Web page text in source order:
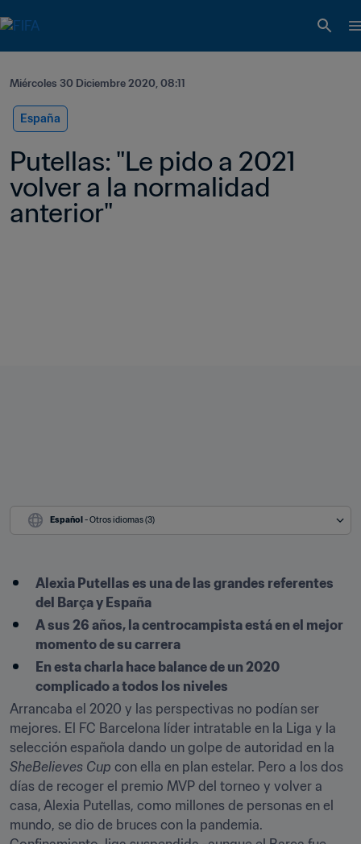
Miércoles 30 Diciembre 2020, 08:11
España
Putellas: "Le pido a 2021
volver a la normalidad
anterior"
Español - Otros idiomas (3)
Alexia Putellas es una de las grandes referentes
del Barça y España
A sus 26 años, la centrocampista está en el mejor
momento de su carrera
En esta charla hace balance de un 2020
complicado a todos los niveles
Arrancaba el 2020 y las perspectivas no podían ser
mejores. El FC Barcelona líder intratable en la Liga y la
SheBelieves Cup con ella en plan estelar. Pero a los dos
días de recoger el premio MVP del torneo y volver a
casa, Alexia Putellas, como millones de personas en el
mundo, se dio de bruces con la pandemia.